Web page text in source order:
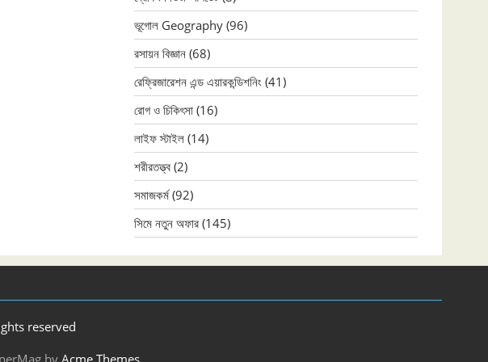
ভূগোল Geography (96)
রসায়ন বিজ্ঞান (68)
রেফ্রিজারেশন এন্ড এয়ারকন্ডিশনিং (41)
রোগ ও চিকিৎসা (16)
লাইফ স্টাইল (14)
শরীরতত্ত্ব (2)
সমাজকর্ম(92)
সিমে নতুন ‍অফার (145)
reserved
by Acme Themes